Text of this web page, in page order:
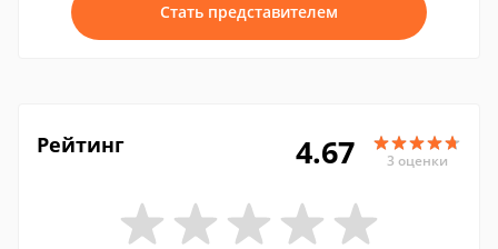
Стать представителем
Рейтинг 4.67 3 оценки